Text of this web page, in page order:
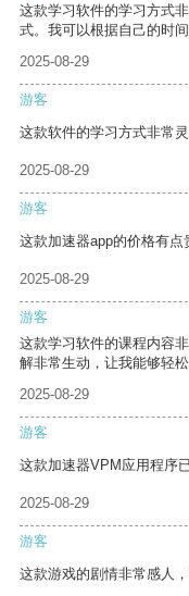
这款学习软件的学习方式
式。我可以根据自己的时间
2025-08-29
游客
这款软件的学习方式非常
2025-08-29
游客
这款加速器app的价格有点
2025-08-29
游客
这款学习软件的课程内容
解非常生动，让我能够轻松
2025-08-29
游客
这款加速器VPM应用程序
2025-08-29
游客
这款游戏的剧情非常感人